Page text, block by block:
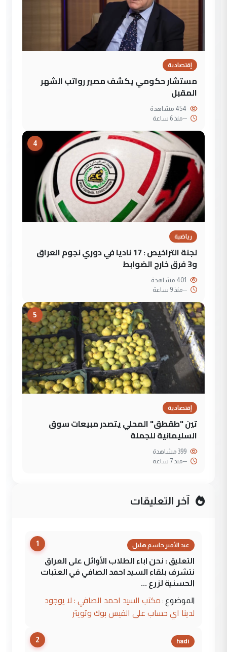
إقتصادية
مستشار حكومي يكشف مصير رواتب الشهر
المقبل
--منذ 6 ساعة
4
رياضية
لجنة التراخيص : 17 ناديا في دوري نجوم العراق
و3 فرق خارج الضوابط
--منذ 9 ساعة
5
إقتصادية
تين "طقطق" المحلي يتصدر مبيعات سوق
السليمانية للجملة
--منذ 7 ساعة
آخر التعليقات
1 عبد الأمير جاسم هليل
التعليق : نحن اباء الطلاب الأوائل على العراق
نتشرف بلقاء السيد احمد الصافي في العتبات
الحسنية لزرع ...
الموضوع : مكتب السيد احمد الصافي : لا يوجود
لدينا اي حساب على الفيس بوك وتويتر
2 hadi